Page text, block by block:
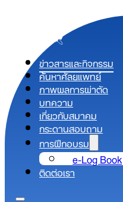
ข่าวสารและกิจกรรม
ค้นหาศัลยแพทย์
ภาพผลการผ่าตัด
บทความ
เกี่ยวกับสมาคม
กระดานสอบถาม
การฝึกอบรม
e-Log Book
ติดต่อเรา